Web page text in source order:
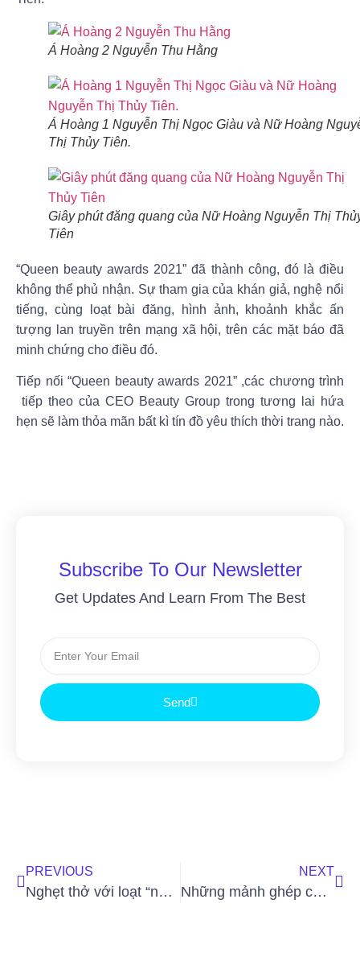
Á Hoàng 2 Nguyễn Thu Hằng
Á Hoàng 1 Nguyễn Thị Ngọc Giàu và Nữ Hoàng
Thị Thủy Tiên.
Giây phút đăng quang của Nữ Hoàng Nguyễn Thị
Tiên
“Queen beauty awards 2021” đã thành công, đó là điều
không thể phủ nhận. Sự tham gia của khán giả, nghệ nổi
tiếng, cùng loạt bài đăng, hình ảnh, khoảnh khắc ấn
tượng lan truyền trên mạng xã hội, trên các mặt báo đã
minh chứng cho điều đó.
Tiếp nối “Queen beauty awards 2021”,các chương trình
tiếp theo của CEO Beauty Group trong tương lai hứa
hẹn sẽ làm thỏa mãn bất kì tín đồ yêu thích thời trang nào.
Subscribe To Our Newsletter
Get Updates And Learn From The Best
Send
PREVIOUS
Nghẹt thở với loạt “nội chiến” ngay tại Vòng Casting đợt 1 của “Dự án Tìm Kiếm Người Mẫu Toàn Năng 2021”
NEXT
Những mảnh ghép cuối cùng của Dự án Tìm Kiếm Người Mẫu Toàn Năng 2021